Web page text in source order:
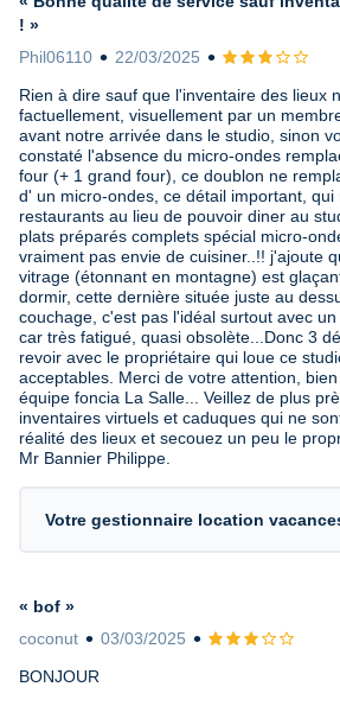
! »
Phil06110
22/03/2025
Avis 3 sur 5
Rien à dire sauf que l'inventaire des lieux
factuellement, visuellement par un
avant notre arrivée dans le studio, sinon
constaté l'absence du micro-ondes
four (+ 1 grand four), ce doublon ne
d' un micro-ondes, ce détail important, qui
restaurants au lieu de pouvoir diner au
plats préparés complets spécial micro-
vraiment pas envie de cuisiner..!! j'ajoute
vitrage (étonnant en montagne) est
dormir, cette dernière située juste au
couchage, c'est pas l'idéal surtout avec
car très fatigué, quasi obsolète...Donc 3
revoir avec le propriétaire qui loue ce
acceptables. Merci de votre attention,
équipe foncia La Salle... Veillez de plus
inventaires virtuels et caduques qui ne
réalité des lieux et secouez un peu le
Mr Bannier Philippe.
Votre gestionnaire location
« bof »
coconut
03/03/2025
Avis 3 sur 5
BONJOUR